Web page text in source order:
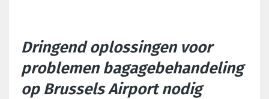
Dringend oplossingen voor
problemen bagagebehandeling
op Brussels Airport nodig